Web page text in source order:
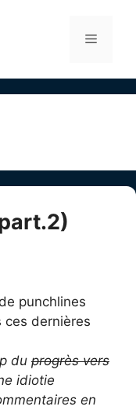
Menu
punchlines
ces dernières
du progrès vers
idiotie
en